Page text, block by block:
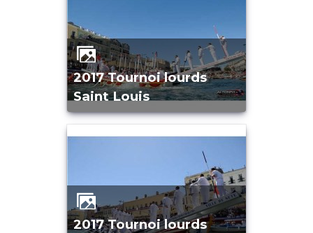
2017 Tournoi lourds
Saint Louis
2017 Tournoi lourds